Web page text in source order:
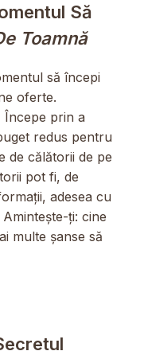
Să
Toamnă
să începi
oferte.
Începe prin a
redus pentru
de călătorii de pe
pot fi, de
adesea cu
ți: cine
multe șanse să